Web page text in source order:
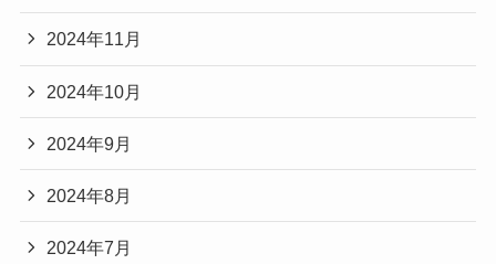
2024年11月
2024年10月
2024年9月
2024年8月
2024年7月